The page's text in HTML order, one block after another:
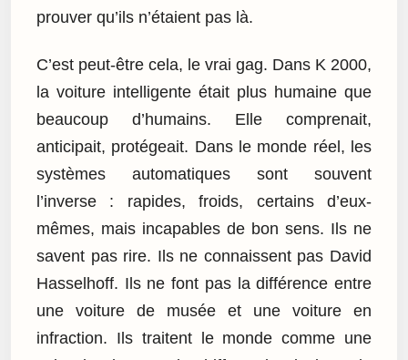
prouver qu’ils n’étaient pas là.
C’est peut-être cela, le vrai gag. Dans K 2000,
la voiture intelligente était plus humaine que
beaucoup d’humains. Elle comprenait,
anticipait, protégeait. Dans le monde réel, les
systèmes automatiques sont souvent
l’inverse : rapides, froids, certains d’eux-
mêmes, mais incapables de bon sens. Ils ne
savent pas rire. Ils ne connaissent pas David
Hasselhoff. Ils ne font pas la différence entre
une voiture de musée et une voiture en
infraction. Ils traitent le monde comme une